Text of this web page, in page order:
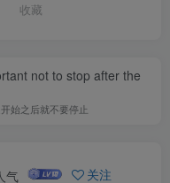
收藏
not to stop after the
始之后就不要停止
关注